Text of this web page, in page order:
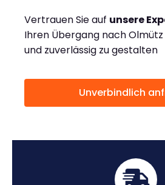
Vertrauen Sie auf unsere
Ihren Übergang nach
und zuverlässig zu gestalten
Unverbindlich